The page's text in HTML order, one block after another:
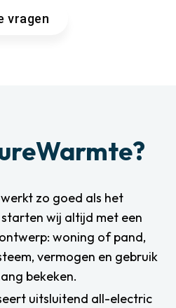
vragen
zo goed als het
wij altijd met een
woning of pand,
vermogen en gebruik
bekeken.
uitsluitend all-electric